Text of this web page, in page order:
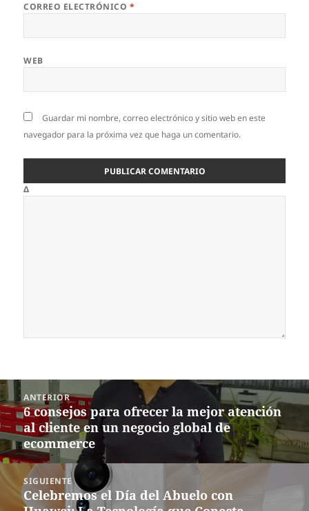
CORREO ELECTRÓNICO *
WEB
Guardar mi nombre, correo electrónico y sitio web en este
navegador para la próxima vez que haga un comentario.
Δ
Navegación
de
entradas
ANTERIOR
Entrada
anterior:
6 consejos para ofrecer la mejor atención
al cliente en un negocio global de
ecommerce
SIGUIENTE
Siguiente
Celebremos el Día del Abuelo con